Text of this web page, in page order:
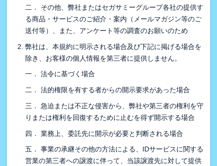
二． その他、弊社またはセガサミーグループ各社の提供す
る商品・サービスのご紹介・案内（メールマガジン等のご
送付等）、また、アンケート等の調査のお願いのため
弊社は、本規約に明示される場合及び下記に掲げる場合を
除き、お客様の個人情報を第三者に提供しません。
一． 法令に基づく場合
二． 法的権限を有する者からの開示要求があった場合
三． 急迫または不正な侵害から、弊社や第三者の権利を守
りまたは権利を回復するために止むを得ず開示する場合
四． 業務上、委託先に開示が必要と判断される場合
五． 事業の承継その他の方法による、IDサービスに関する
営業の第三者への譲渡に伴って、当該譲渡先に対して提供